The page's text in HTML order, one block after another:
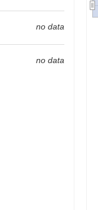
no data
no data